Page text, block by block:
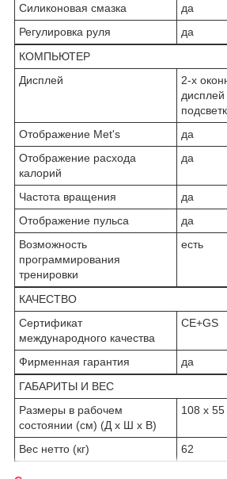
Силиконовая смазка
да
Регулировка руля
да
КОМПЬЮТЕР
Дисплей
2-х
дисплей
Отображение Met's
да
Отображение расхода
калорий
да
Частота вращения
да
Отображение пульса
да
Возможность
программирования
тренировки
есть
КАЧЕСТВО
Сертификат
международного качества
CE+GS
Фирменная гарантия
да
ГАБАРИТЫ И ВЕС
Размеры в рабочем
состоянии (см) (Д х Ш х В)
108 х 55
Вес нетто (кг) 62